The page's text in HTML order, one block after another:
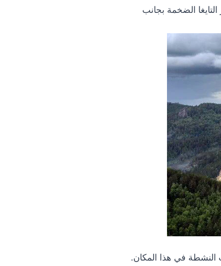
الضخمة بجانب
بالرياضات النشطة في هذا المكان.